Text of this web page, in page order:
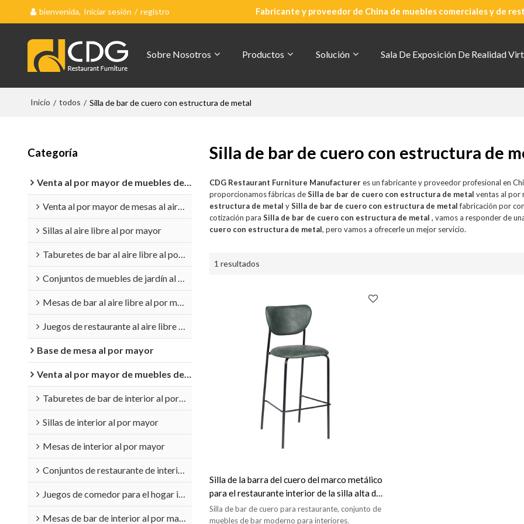
bienvenida, Iniciar sesión / registro Fabricante y proveedor de China de muebles comerciales y de
Sobre Nosotros Productos Solución Sala De Exposición De Realidad
Inicio / todos / Silla de bar de cuero con estructura de metal
Categoría
Venta al por mayor de muebles de exterior
Venta al por mayor de mesas al aire libre
Sillas al aire libre al por mayor
Taburetes de bar al aire libre al por mayor
Conjuntos de muebles de jardín al por mayor
Mesas de bar al aire libre al por mayor
Juegos de restaurante al aire libre al por mayor
Base de mesa al por mayor
Venta al por mayor de muebles de interior
Taburetes de bar de interior al por mayor
Sillas de interior al por mayor
Mesas de interior al por mayor
Conjuntos de restaurante de interior al por mayor
Juegos de comedor para el hogar interior al por mayor
Mesas de bar de interior al por mayor
Silla de bar de cuero con estructura de
CDG Restaurant Furniture Manufactureres un fabricante y proveedor profesional en
proporcionamos fábricas deSilla de bar de cuero con estructura de metal ventas al por
estructura de metal ySilla de bar de cuero con estructura de metalfabricación por
cotización paraSilla de bar de cuero con estructura de metal , vamos a responder de
cuero con estructura de metal, pero vamos a ofrecerle un mejor servicio.
1 resultados
Silla de la barra del cuero del marco metálico
para el restaurante interior de la silla alta de
los bistró que cena los muebles
Silla de bar de cuero para restaurante, conjunto de
muebles de bar moderno para interiores.